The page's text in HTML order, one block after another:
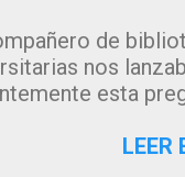
de
nos
esta
número de LEER